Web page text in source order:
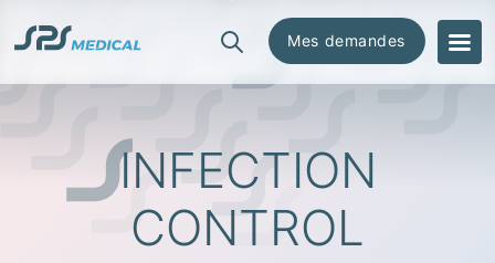
Systèmes de barrière stérile
préformés
Feuilles de stérilisation Steriweb
Indicateurs & contrôles de
Mes demandes
INFECTION
CONTROL